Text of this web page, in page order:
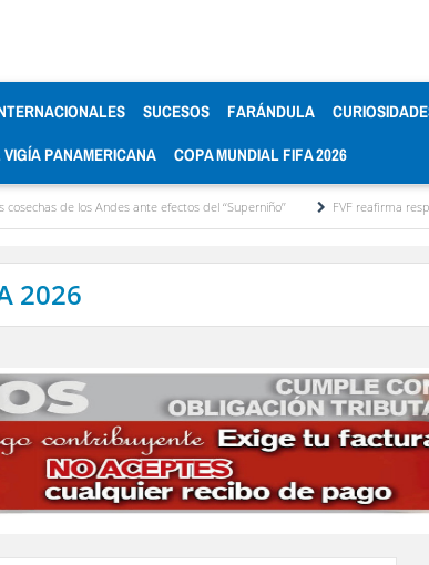
SUCESOS FARÁNDULA
VIGÍA PANAMERICANA COPA MUNDIAL FIFA 2026
Andes ante efectos del ‘‘Superniño’’ FVF reafirma respaldo a
2026